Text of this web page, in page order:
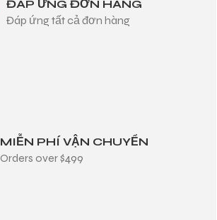
ĐÁP ỨNG ĐƠN HÀNG
Đáp ứng tất cả đơn hàng
MIỄN PHÍ VẬN CHUYỂN
Orders over $499